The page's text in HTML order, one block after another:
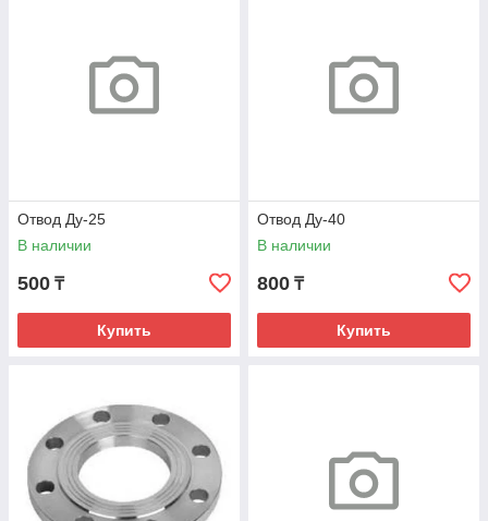
Отвод Ду-25
В наличии
500 ₸
Купить
Отвод Ду-40
В наличии
800 ₸
Купить